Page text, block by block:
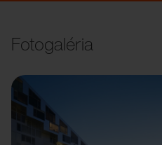
Fotogaléria